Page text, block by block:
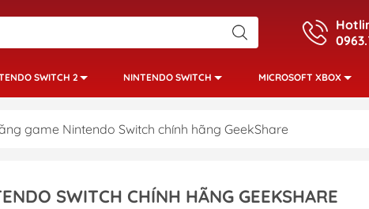
SWITCH 2 NINTENDO SWITCH MICROSOFT XBOX
game Nintendo Switch chính hãng GeekShare
SWITCH CHÍNH HÃNG GEEKSHARE